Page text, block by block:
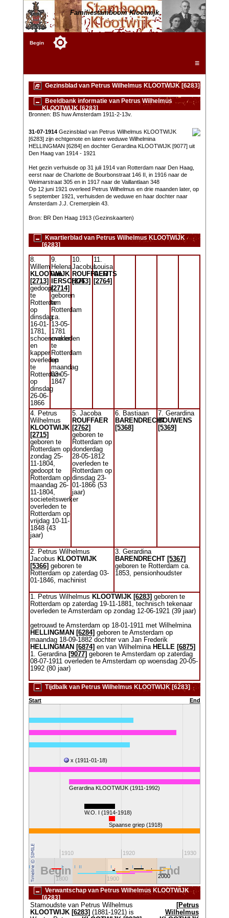
Familiestamboom Klootwijk
Begin
☰
Gezinsblad van Petrus Wilhelmus KLOOTWIJK [6283]
Beeldbank informatie van Petrus Wilhelmus
KLOOTWIJK [6283]
Bronnen: BS huw Amsterdam 1911-2-13v.
31-07-1914 Gezinsblad van Petrus Wilhelmus KLOOTWIJK
[6283] zijn echtgenote en latere weduwe Wilhelmina
HELLINGMAN [6284] en dochter Gerardina KLOOTWIJK [9077] uit
Den Haag van 1914 - 1921
Het gezin verhuisde op 31 juli 1914 van Rotterdam naar Den Haag,
eerst naar de Charlotte de Bourbonstraat 146 II, in 1916 naar de
Weimarstraat 305 en in 1917 naar de Vaillantlaan 348
Op 12 juni 1921 overleed Petrus Wilhelmus en drie maanden later, op
5 september 1921, verhuisden de weduwe en haar dochter naar
Amsterdam J.J. Cremerplein 43.
Bron: BR Den Haag 1913 (Gezinskaarten)
Kwartierblad van Petrus Wilhelmus KLOOTWIJK
[6283]
8.
Willem
KLOOTWIJK
[2713]
gedoopt
te
Rotterdam
op
dinsdag
16-01-
1781,
schoenmaker
en
kapper
overleden
te
Rotterdam
op
dinsdag
26-06-
1866
9.
Helena
van
IERSCHOT
[2714]
geboren
te
Rotterdam
ca.
13-05-
1781
overleden
te
Rotterdam
op
maandag
03-05-
1847
10.
Jacobus
ROUFFAER
[2763]
11.
Louisa
GLIJTS
[2764]
4. Petrus
Wilhelmus
KLOOTWIJK
[2715]
geboren te
Rotterdam op
zondag 25-
11-1804,
gedoopt te
Rotterdam op
maandag 26-
11-1804,
societeitswerker
overleden te
Rotterdam op
vrijdag 10-11-
1848 (43
jaar)
5. Jacoba
ROUFFAER
[2762]
geboren te
Rotterdam op
donderdag
28-05-1812
overleden te
Rotterdam op
dinsdag 23-
01-1866 (53
jaar)
6. Bastiaan
BARENDRECHT
[5368]
7. Gerardina
BOUWENS
[5369]
2. Petrus Wilhelmus
Jacobus KLOOTWIJK
[5366] geboren te
Rotterdam op zaterdag 03-
01-1846, machinist
3. Gerardina
BARENDRECHT [5367]
geboren te Rotterdam ca.
1853, pensionhoudster
1. Petrus Wilhelmus KLOOTWIJK [6283] geboren te
Rotterdam op zaterdag 19-11-1881, technisch tekenaar
overleden te Amsterdam op zondag 12-06-1921 (39 jaar)
getrouwd te Amsterdam op 18-01-1911 met Wilhelmina
HELLINGMAN [6284] geboren te Amsterdam op
maandag 18-09-1882 dochter van Jan Frederik
HELLINGMAN [6874] en van Wilhelmina HELLE [6875]
1. Gerardina [9077] geboren te Amsterdam op zaterdag
08-07-1911 overleden te Amsterdam op woensdag 20-05-
1992 (80 jaar)
Tijdbalk van Petrus Wilhelmus KLOOTWIJK [6283]
Start End
1910 1920 1930
Spaanse griep (1918)
W.O. I (1914-1918)
Gerardina KLOOTWIJK (1911-1992)
x (1911-01-18)
1800 1900 2000
Begin End
Verwantschap van Petrus Wilhelmus KLOOTWIJK
[6283]
Stamoudste van Petrus Wilhelmus
KLOOTWIJK [6283] (1881-1921) is
[Petrus
Wilhelmus